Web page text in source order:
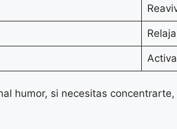
humor, si necesitas